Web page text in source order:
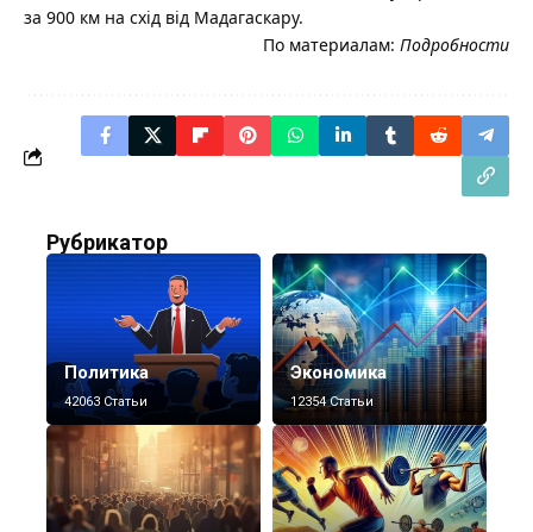
за 900 км на схід від Мадагаскару.
По материалам: Подробности
Рубрикатор
Политика
42063 Статьи
Экономика
12354 Статьи